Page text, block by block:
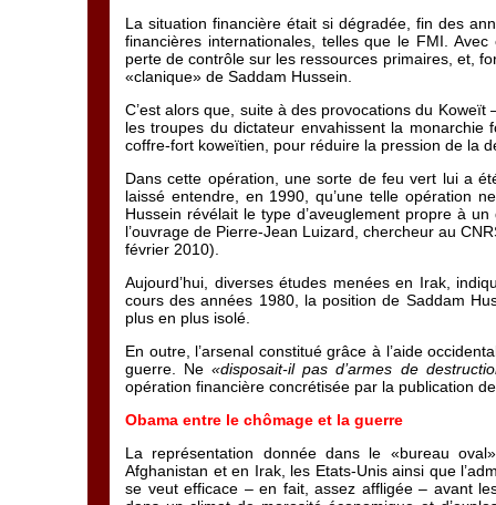
La situation financière était si dégradée, fin des
financières internationales, telles que le FMI.
perte de contrôle sur les ressources primaires, et,
«clanique» de Saddam Hussein.
C’est alors que, suite à des provocations du
les troupes du dictateur envahissent la
coffre-fort koweïtien, pour réduire la pression de la
Dans cette opération, une sorte de feu vert lui a
laissé entendre, en 1990, qu’une telle opération
Hussein révélait le type d’aveuglement propre à
l’ouvrage de Pierre-Jean Luizard, chercheur au
février 2010).
Aujourd’hui, diverses études menées en Irak,
cours des années 1980, la position de Saddam
plus en plus isolé.
En outre, l’arsenal constitué grâce à l’aide
guerre. Ne«disposait-il pas d’armes de
opération financière concrétisée par la publication
Obama entre le chômage et la guerre
La représentation donnée dans le «bureau
Afghanistan et en Irak, les Etats-Unis ainsi que
se veut efficace – en fait, assez affligée – avant